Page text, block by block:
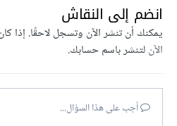
انضم إلى النقاش
يمكنك أن تنشر الآن وتسجل لاحقًا. إذا
الآنلتنشر باسم حسابك.
أجب على هذا السؤال...